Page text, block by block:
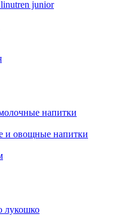
junior
напитки
и овощные напитки
лукошко